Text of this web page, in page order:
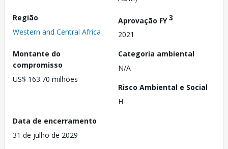
Região
Western and Central Africa
Aprovação FY3
2021
Montante do
compromisso
US$ 163.70 milhões
Categoria ambiental
N/A
Risco Ambiental e Social
H
Data de encerramento
31 de julho de 2029